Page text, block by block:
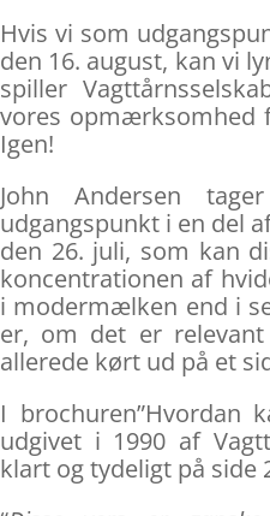
Hvis vi som
den 16. august, kan vi
spiller
vores opmærksomhed
Igen!
John Andersen
udgangspunkt i en del
den 26. juli, som kan
koncentrationen af
i modermælken end i
er, om det er
allerede kørt ud på et
I brochuren”Hvordan
udgivet i 1990 af
klart og tydeligt på side